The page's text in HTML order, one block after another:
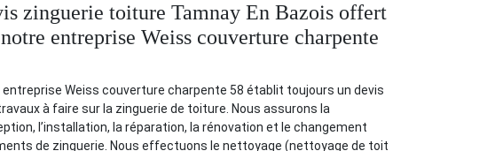
zinguerie toiture Tamnay En Bazois offert
entreprise Weiss couverture charpente
entreprise Weiss couverture charpente 58 établit toujours un devis
à faire sur la zinguerie de toiture. Nous assurons la
l’installation, la réparation, la rénovation et le changement
de zinguerie. Nous effectuons le nettoyage (nettoyage de toit